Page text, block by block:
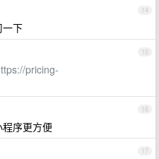
14
一下
15
pricing-
16
序更方便
17